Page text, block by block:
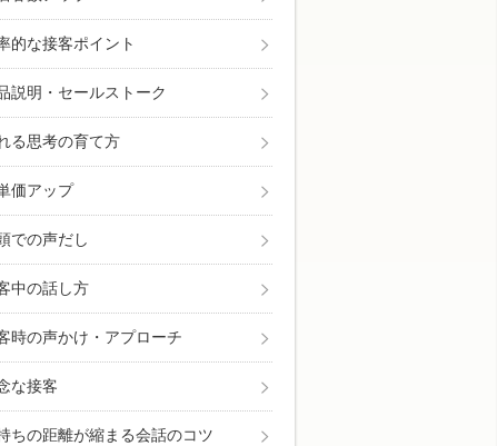
的な接客ポイント
説明・セールストーク
る思考の育て方
価アップ
での声だし
中の話し方
時の声かけ・アプローチ
な接客
ちの距離が縮まる会話のコツ